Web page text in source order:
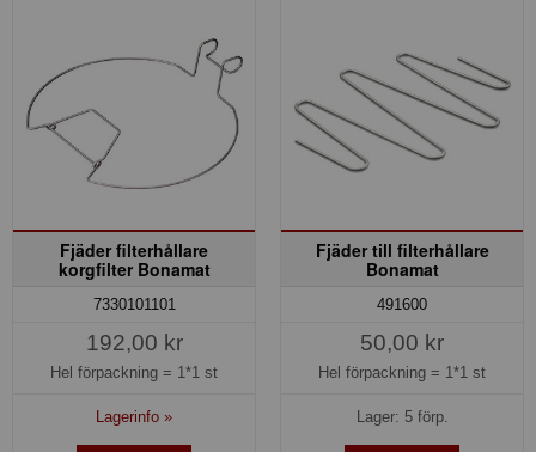
Fjäder filterhållare
korgfilter Bonamat
7330101101
192,00 kr
Hel förpackning = 1*1 st
Lagerinfo »
Fjäder till filterhållare
Bonamat
491600
50,00 kr
Hel förpackning = 1*1 st
Lager: 5 förp.